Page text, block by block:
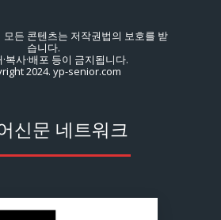
든 콘텐츠는 저작권법의 보호를 받
습니다.
복사·배포 등이 금지됩니다.
2024. yp-senior.com
신문 네트워크